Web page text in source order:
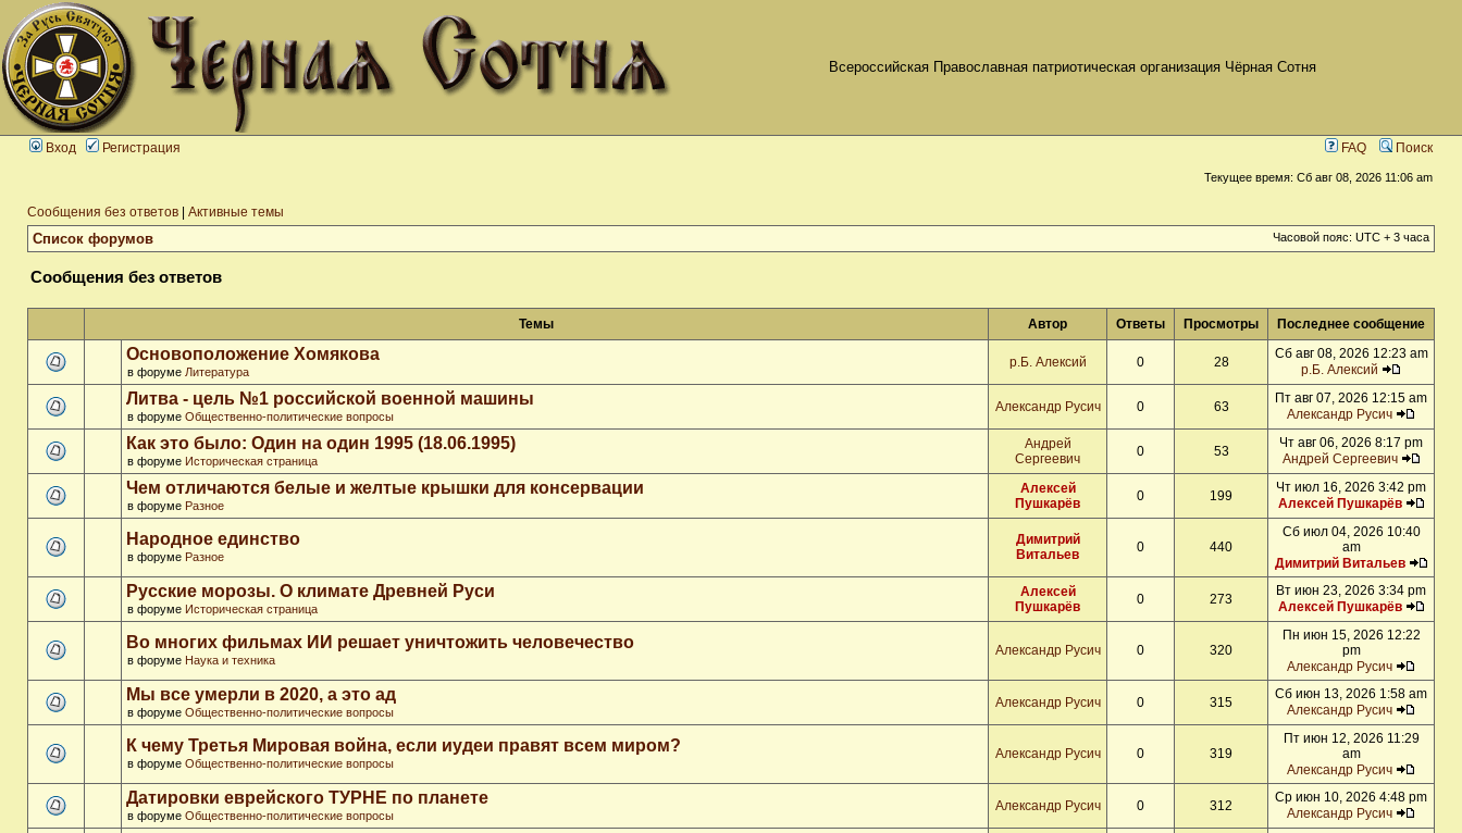
Всероссийская Православная патриотическая организация Чёрная Сотня
Вход Регистрация FAQ Поиск
Текущее время: Сб авг 08, 2026 11:06 am
Сообщения без ответов Активные темы
Список форумов Часовой пояс: UTC + 3 часа
Сообщения без ответов
Темы Автор Ответы Просмотры Последнее сообщение
Основоположение Хомякова
в форуме Литература
р.Б. Алексий 0 28
Сб авг 08, 2026 12:23 am
р.Б. Алексий
Литва - цель №1 российской военной машины
в форуме Общественно-политические вопросы
Александр Русич 0 63
Пт авг 07, 2026 12:15 am
Александр Русич
Как это было: Один на один 1995 (18.06.1995)
в форуме Историческая страница
Андрей
Сергеевич
0 53
Чт авг 06, 2026 8:17 pm
Андрей Сергеевич
Чем отличаются белые и желтые крышки для консервации
в форуме Разное
Алексей
Пушкарёв
0 199
Чт июл 16, 2026 3:42 pm
Алексей Пушкарёв
Народное единство
в форуме Разное
Димитрий
Витальев
0 440
Сб июл 04, 2026 10:40
am
Димитрий Витальев
Русские морозы. О климате Древней Руси
в форуме Историческая страница
Алексей
Пушкарёв
0 273
Вт июн 23, 2026 3:34 pm
Алексей Пушкарёв
Во многих фильмах ИИ решает уничтожить человечество
в форуме Наука и техника
Александр Русич 0 320
Пн июн 15, 2026 12:22
pm
Александр Русич
Мы все умерли в 2020, а это ад
в форуме Общественно-политические вопросы
Александр Русич 0 315
Сб июн 13, 2026 1:58 am
Александр Русич
К чему Третья Мировая война, если иудеи правят всем миром?
в форуме Общественно-политические вопросы
Александр Русич 0 319
Пт июн 12, 2026 11:29
am
Александр Русич
Датировки еврейского ТУРНЕ по планете
в форуме Общественно-политические вопросы
Александр Русич 0 312
Ср июн 10, 2026 4:48 pm
Александр Русич